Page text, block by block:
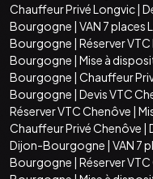
Chauffeur Privé Longvic|
Bourgogne | VAN 7
Bourgogne | Réserver
Bourgogne | Mise à
Bourgogne | Chauffeur
Bourgogne | Devis VTC
Réserver VTC Chenôve |
Chauffeur Privé Chenôve |
Dijon-Bourgogne | VAN 7
Bourgogne | Réserver